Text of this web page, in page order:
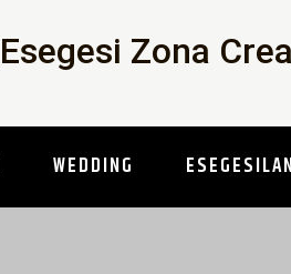
Esegesi Zona
WEDDING